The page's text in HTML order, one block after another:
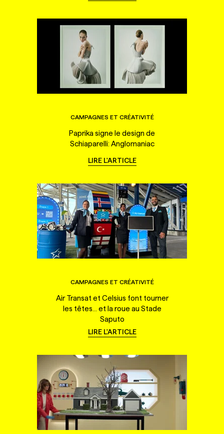
CAMPAGNES ET CRÉATIVITÉ
Paprika signe le design de
Schiaparelli: Anglomaniac
LIRE L'ARTICLE
CAMPAGNES ET CRÉATIVITÉ
Air Transat et Celsius font tourner
les têtes... et la roue au Stade
Saputo
LIRE L'ARTICLE